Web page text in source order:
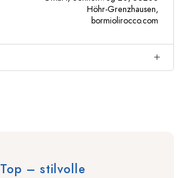
Höhr-Grenzhausen,
bormiolirocco.com
– stilvolle